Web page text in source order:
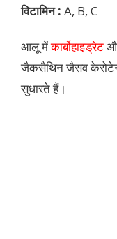
विटामिन : A, B, C
आलू मेंकार्बोहाइड्रेट
जैकसैथिन जैसव
सुधारते हैं।